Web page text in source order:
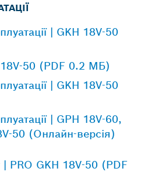
| GKH 18V-50
50 (PDF 0.2 МБ)
| GKH 18V-50
| GPH 18V-60,
50 (Онлайн-версія)
PRO GKH 18V-50 (PDF